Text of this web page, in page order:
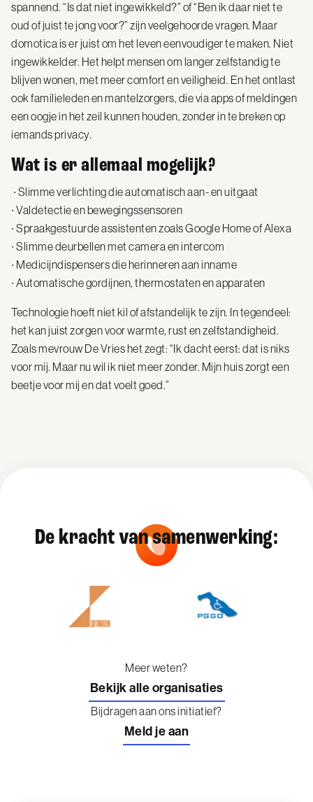
spannend. “Is dat niet ingewikkeld?” of “Ben ik daar niet te
oud of juist te jong voor?” zijn veelgehoorde vragen. Maar
domotica is er juist om het leven eenvoudiger te maken. Niet
ingewikkelder. Het helpt mensen om langer zelfstandig te
blijven wonen, met meer comfort en veiligheid. En het ontlast
ook familieleden en mantelzorgers, die via apps of meldingen
een oogje in het zeil kunnen houden, zonder in te breken op
iemands privacy.
Wat is er allemaal mogelijk?
∙ Slimme verlichting die automatisch aan- en uitgaat
∙ Valdetectie en bewegingssensoren
∙ Spraakgestuurde assistenten zoals Google Home of Alexa
∙ Slimme deurbellen met camera en intercom
∙ Medicijndispensers die herinneren aan inname
∙ Automatische gordijnen, thermostaten en apparaten
Technologie hoeft niet kil of afstandelijk te zijn. In tegendeel:
het kan juist zorgen voor warmte, rust en zelfstandigheid.
Zoals mevrouw De Vries het zegt: “Ik dacht eerst: dat is niks
voor mij. Maar nu wil ik niet meer zonder. Mijn huis zorgt een
beetje voor mij en dat voelt goed.”
De kracht van samenwerking:
Meer weten?
Bekijk alle organisaties
Bijdragen aan ons initiatief?
Meld je aan